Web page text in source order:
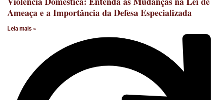
Ameaça e a Importância da Defesa Especializada
Leia mais »